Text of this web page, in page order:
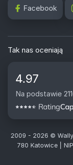
Facebook
Tak nas oceniają
4.97
Na podstawie
2009 - 2026 ©
780 Katowice |